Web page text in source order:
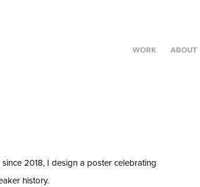
WORK ABOUT
2018, I design a poster celebrating
history.